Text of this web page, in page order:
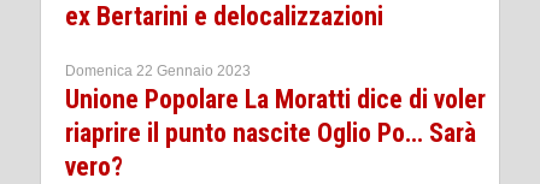
ex Bertarini e delocalizzazioni
Domenica 22 Gennaio 2023
Unione Popolare La Moratti dice di voler
riaprire il punto nascite Oglio Po… Sarà
vero?